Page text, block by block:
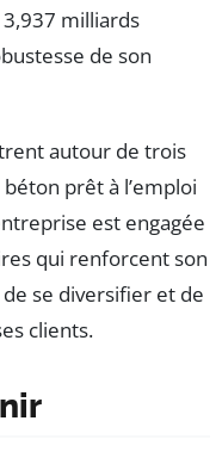
milliards
de son
autour de trois
prêt à l’emploi
est engagée
qui renforcent son
se diversifier et de
clients.